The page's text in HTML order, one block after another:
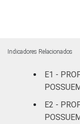
FAIXA
Indicadores Relacionados
E1 -
E2 -